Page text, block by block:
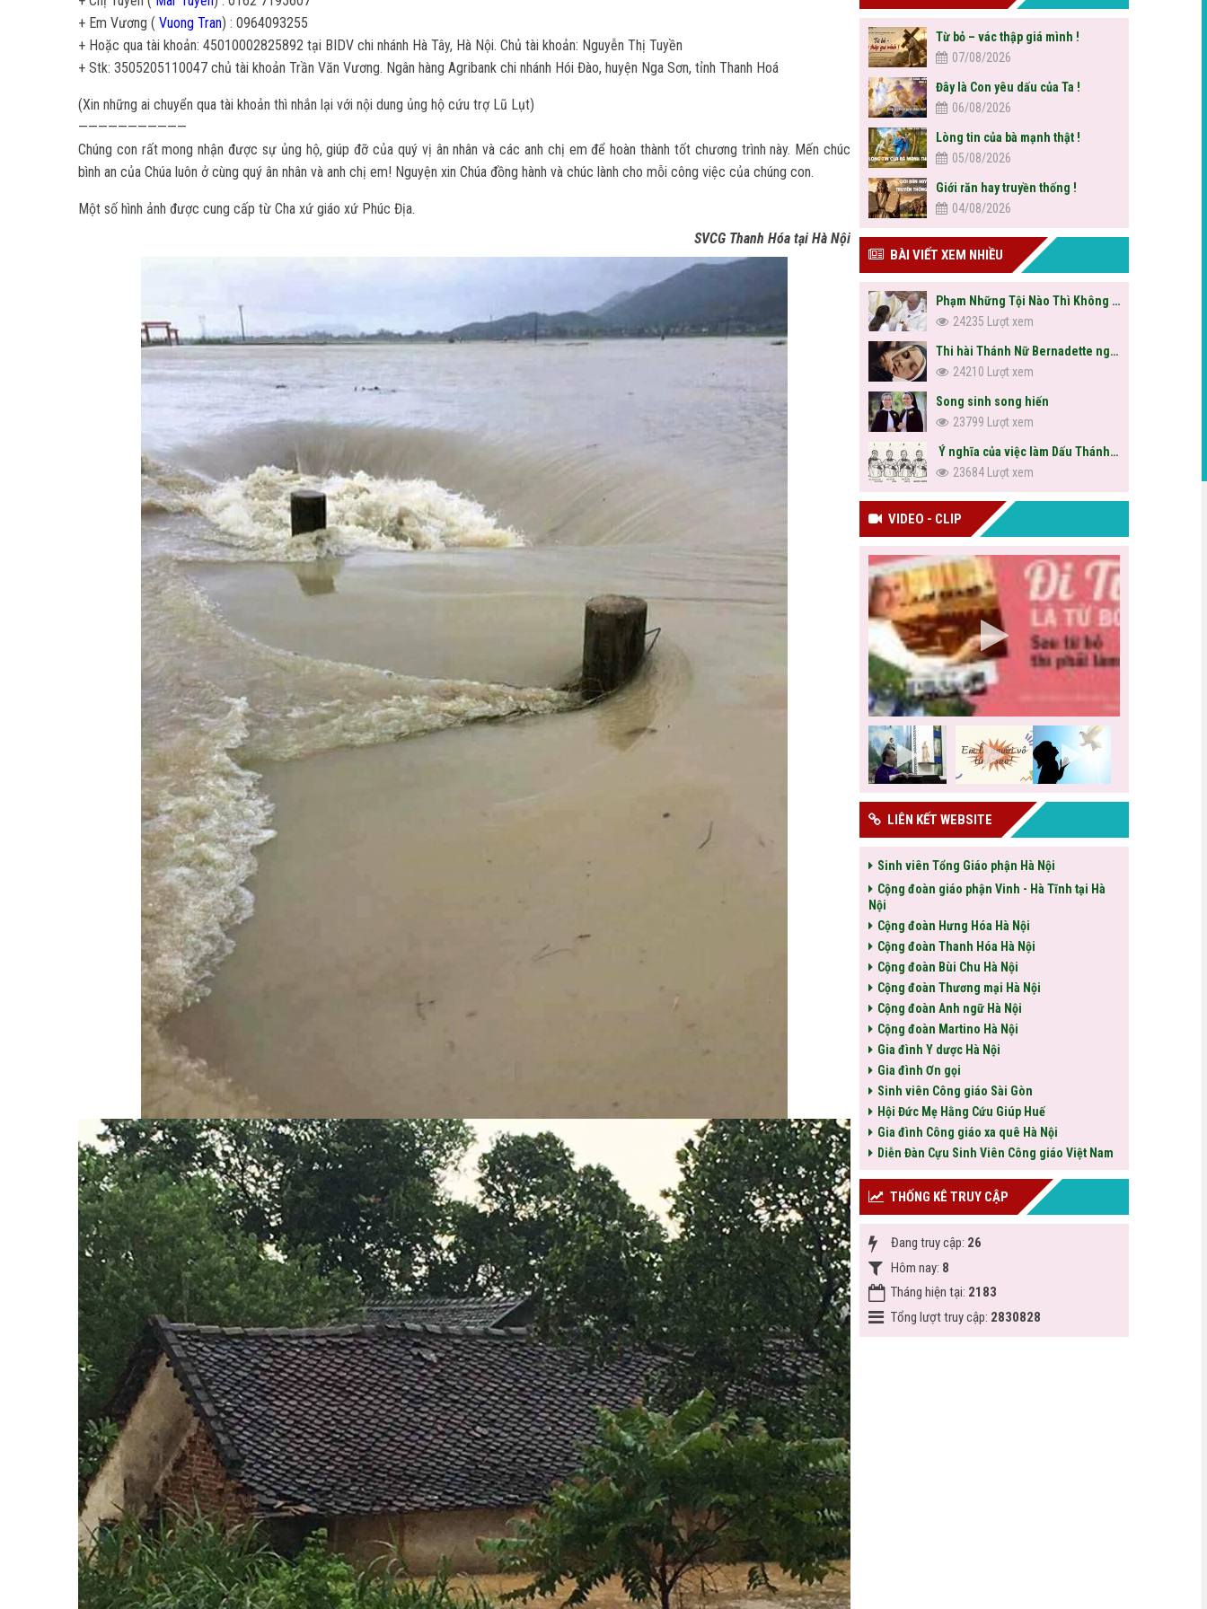
+ Em Vương ( Vuong Tran) : 0964093255
+ Hoặc qua tài khoản: 45010002825892 tại BIDV chi nhánh Hà Tây, Hà Nội. Chủ tài khoản: Nguyễn Thị Tuyền
+ Stk: 3505205110047 chủ tài khoản Trần Văn Vương. Ngân hàng Agribank chi nhánh Hói Đào, huyện Nga Sơn, tỉnh Thanh Hoá
(Xin những ai chuyển qua tài khoản thì nhắn lại với nội dung ủng hộ cứu trợ Lũ Lụt)
———————————
Chúng con rất mong nhận được sự ủng hộ, giúp đỡ của quý vị ân nhân và các anh chị em để hoàn thành tốt chương trình này. Mến chúc
bình an của Chúa luôn ở cùng quý ân nhân và anh chị em! Nguyện xin Chúa đồng hành và chúc lành cho mỗi công việc của chúng con.
Một số hình ảnh được cung cấp từ Cha xứ giáo xứ Phúc Địa.
SVCG Thanh Hóa tại Hà Nội
Từ bỏ – vác thập giá mình !
07/08/2026
Đây là Con yêu dấu của Ta !
06/08/2026
Lòng tin của bà mạnh thật !
05/08/2026
Giới răn hay truyền thống !
04/08/2026
BÀI VIẾT XEM NHIỀU
Phạm Những Tội Nào Thì Không Được Rước Lễ?
24235 Lượt xem
Thi hài Thánh Nữ Bernadette nguyên vẹn sau hơn trăm năm
24210 Lượt xem
Song sinh song hiến
23799 Lượt xem
Ý nghĩa của việc làm Dấu Thánh Giá
23684 Lượt xem
VIDEO - CLIP
LIÊN KẾT WEBSITE
Sinh viên Tổng Giáo phận Hà Nội
Cộng đoàn giáo phận Vinh - Hà Tĩnh tại Hà
Nội
Cộng đoàn Hưng Hóa Hà Nội
Cộng đoàn Thanh Hóa Hà Nội
Cộng đoàn Bùi Chu Hà Nội
Cộng đoàn Thương mại Hà Nội
Cộng đoàn Anh ngữ Hà Nội
Cộng đoàn Martino Hà Nội
Gia đình Y dược Hà Nội
Gia đình Ơn gọi
Sinh viên Công giáo Sài Gòn
Hội Đức Mẹ Hằng Cứu Giúp Huế
Gia đình Công giáo xa quê Hà Nội
Diễn Đàn Cựu Sinh Viên Công giáo Việt Nam
THỐNG KÊ TRUY CẬP
Đang truy cập: 26
Hôm nay: 8
Tháng hiện tại: 2183
Tổng lượt truy cập: 2830828